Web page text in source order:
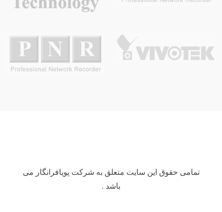
تمامی حقوق این سایت متعلق به شرکت پویافرانگار می
باشد .